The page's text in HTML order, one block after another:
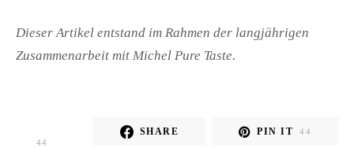
Dieser Artikel entstand im Rahmen der langjährigen
Zusammenarbeit mit Michel Pure Taste.
44
SHARE PIN IT 44